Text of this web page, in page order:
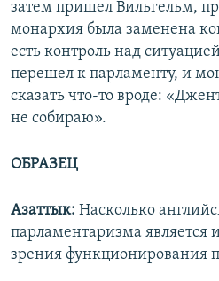
затем пришел Вильгельм,
монархия была заменена
есть контроль над
перешел к парламенту, и
сказать что-то вроде:
не собираю».
ОБРАЗЕЦ
Азаттык: Насколько
парламентаризма является
зрения функционирования